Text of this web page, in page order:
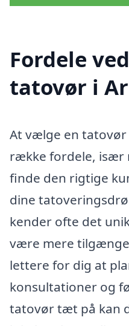
Fordele
tatovør i
At vælge en tatovør
række fordele, især
finde den rigtige
dine
kender ofte det
være mere
lettere for dig at
konsultationer og
tatovør tæt på kan